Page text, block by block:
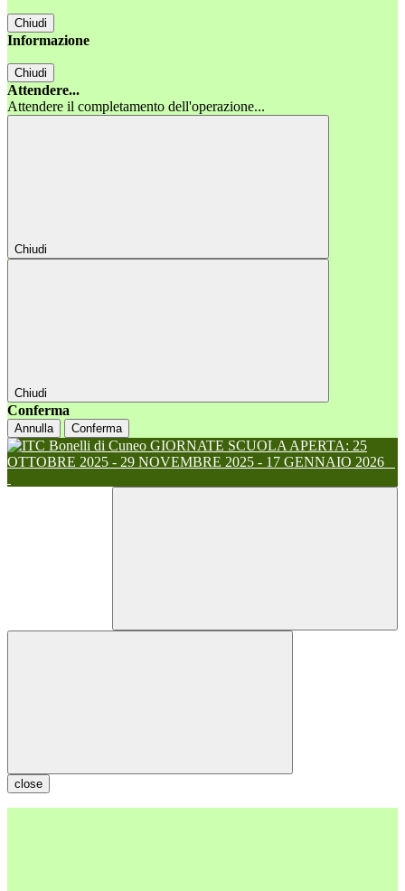
Chiudi
Informazione
Chiudi
Attendere...
Attendere il completamento dell'operazione...
Chiudi
Chiudi
Conferma
Annulla Conferma
GIORNATE SCUOLA APERTA: 25
OTTOBRE 2025 - 29 NOVEMBRE 2025 - 17 GENNAIO 2026
close